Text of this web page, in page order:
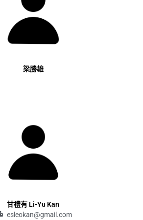
梁勝雄
甘禮有 Li-Yu Kan
esleokan@gmail.com